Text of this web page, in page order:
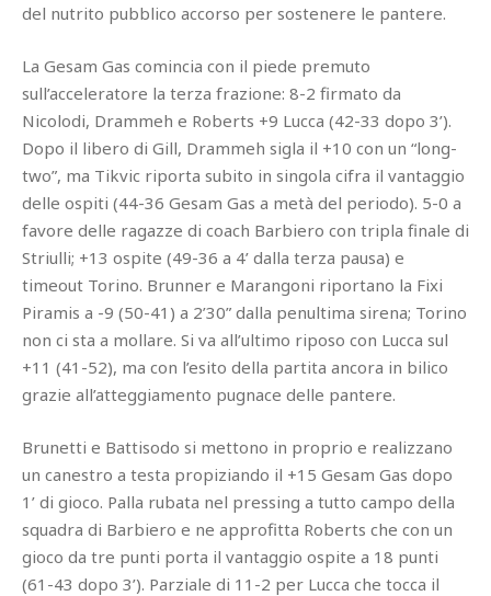
del nutrito pubblico accorso per sostenere le pantere.
La Gesam Gas comincia con il piede premuto
sull’acceleratore la terza frazione: 8-2 firmato da
Nicolodi, Drammeh e Roberts +9 Lucca (42-33 dopo 3’).
Dopo il libero di Gill, Drammeh sigla il +10 con un “long-
two”, ma Tikvic riporta subito in singola cifra il vantaggio
delle ospiti (44-36 Gesam Gas a metà del periodo). 5-0 a
favore delle ragazze di coach Barbiero con tripla finale di
Striulli; +13 ospite (49-36 a 4’ dalla terza pausa) e
timeout Torino. Brunner e Marangoni riportano la Fixi
Piramis a -9 (50-41) a 2’30” dalla penultima sirena; Torino
non ci sta a mollare. Si va all’ultimo riposo con Lucca sul
+11 (41-52), ma con l’esito della partita ancora in bilico
grazie all’atteggiamento pugnace delle pantere.
Brunetti e Battisodo si mettono in proprio e realizzano
un canestro a testa propiziando il +15 Gesam Gas dopo
1’ di gioco. Palla rubata nel pressing a tutto campo della
squadra di Barbiero e ne approfitta Roberts che con un
gioco da tre punti porta il vantaggio ospite a 18 punti
(61-43 dopo 3’). Parziale di 11-2 per Lucca che tocca il